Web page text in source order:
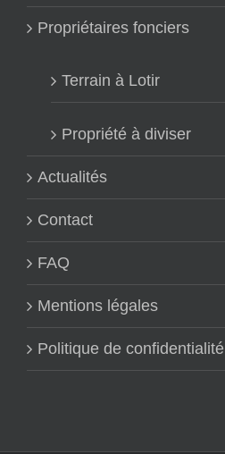
Propriétaires fonciers
Terrain à Lotir
Propriété à diviser
Actualités
Contact
FAQ
Mentions légales
Politique de confidentialité